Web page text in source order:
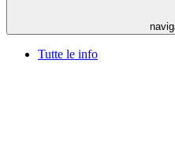
Tutte le info